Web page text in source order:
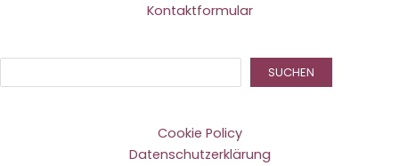
Kontaktformular
SUCHEN
Cookie Policy
Datenschutzerklärung